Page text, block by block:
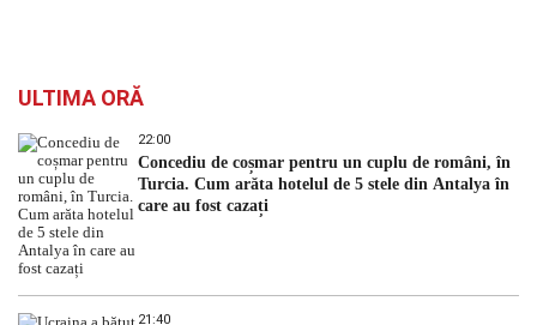
ULTIMA ORĂ
22:00
Concediu de coșmar pentru un cuplu de români, în
Turcia. Cum arăta hotelul de 5 stele din Antalya în
care au fost cazați
21:40